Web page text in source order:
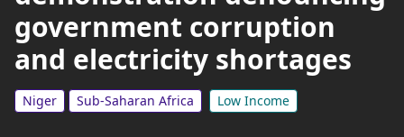
government corruption
and electricity shortages
Niger Sub-Saharan Africa Low Income